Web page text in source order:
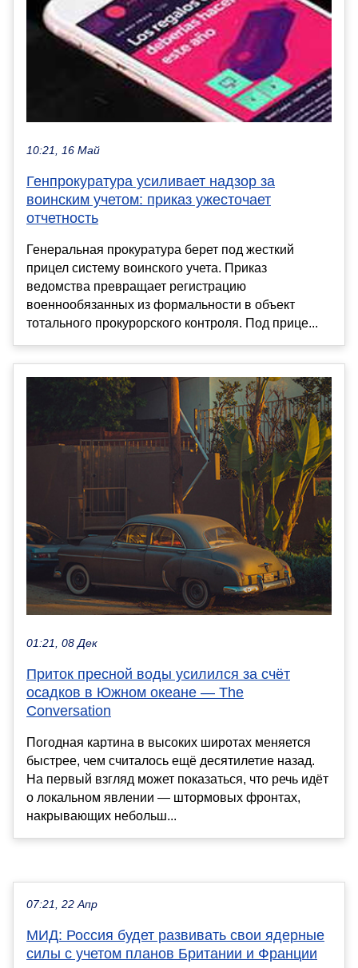
10:21, 16 Май
Генпрокуратура усиливает надзор за
воинским учетом: приказ ужесточает
отчетность
Генеральная прокуратура берет под жесткий
прицел систему воинского учета. Приказ
ведомства превращает регистрацию
военнообязанных из формальности в объект
тотального прокурорского контроля. Под прице...
01:21, 08 Дек
Приток пресной воды усилился за счёт
осадков в Южном океане — The
Conversation
Погодная картина в высоких широтах меняется
быстрее, чем считалось ещё десятилетие назад.
На первый взгляд может показаться, что речь идёт
о локальном явлении — штормовых фронтах,
накрывающих небольш...
07:21, 22 Апр
МИД: Россия будет развивать свои ядерные
силы с учетом планов Британии и Франции